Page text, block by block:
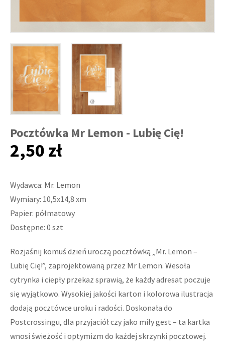
Pocztówka Mr Lemon - Lubię Cię!
2,50 zł
Wydawca: Mr. Lemon
Wymiary: 10,5x14,8 xm
Papier: półmatowy
Dostępne: 0 szt
Rozjaśnij komuś dzień uroczą pocztówką „Mr. Lemon –
Lubię Cię!”, zaprojektowaną przez Mr Lemon. Wesoła
cytrynka i ciepły przekaz sprawią, że każdy adresat poczuje
się wyjątkowo. Wysokiej jakości karton i kolorowa ilustracja
dodają pocztówce uroku i radości. Doskonała do
Postcrossingu, dla przyjaciół czy jako miły gest – ta kartka
wnosi świeżość i optymizm do każdej skrzynki pocztowej.